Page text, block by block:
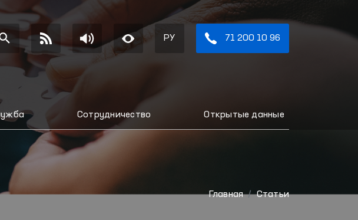
РУ 71 200 10 96
Сотрудничество Открытые данные
Главная Статьи